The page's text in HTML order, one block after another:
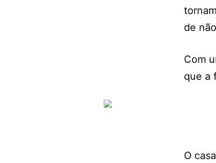
de
Com
que a
O